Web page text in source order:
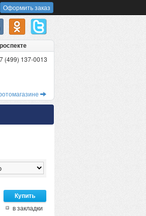
Оформить заказ
(499) 137-0013
в закладки